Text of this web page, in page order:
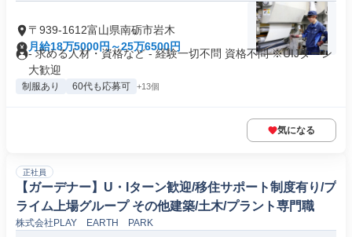
〒939-1612富山県南砺市岩木
月給18万5000円～25万6500円
- 求める人材・資格など - 経験一切不問 資格不問 ※UIJターン
大歓迎
制服あり 60代も応募可 +13個
気になる
正社員
【ガーデナー】U・Iターン歓迎/移住サポート制度有り/プ
ライム上場グループ その他建築/土木/プラント専門職
株式会社PLAY EARTH PARK